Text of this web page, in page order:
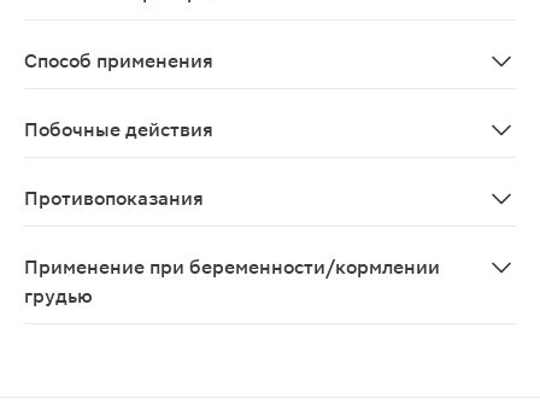
Способ применения
Побочные действия
Противопоказания
Применение при беременности/кормлении
грудью